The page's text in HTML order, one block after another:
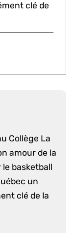
clé de
Collège La
amour de la
basketball
un
clé de la